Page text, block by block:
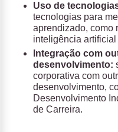
Uso de
tecnologias para
aprendizado, como
inteligência
Integração com
desenvolvimento:
corporativa com
desenvolvimento,
Desenvolvimento
de Carreira.